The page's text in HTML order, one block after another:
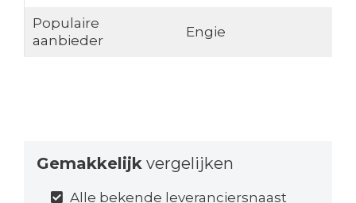
Populaire
aanbieder
Engie
Gemakkelijk vergelijken
Alle bekende leveranciersnaast